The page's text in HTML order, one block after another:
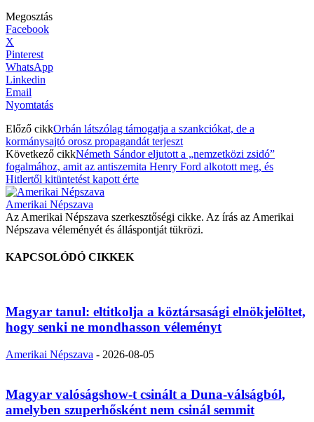
Megosztás
Facebook
X
Pinterest
WhatsApp
Linkedin
Email
Nyomtatás
Előző cikkOrbán látszólag támogatja a szankciókat, de a
kormánysajtó orosz propagandát terjeszt
Következő cikkNémeth Sándor eljutott a „nemzetközi zsidó”
fogalmához, amit az antiszemita Henry Ford alkotott meg, és
Hitlertől kitüntetést kapott érte
Amerikai Népszava
Az Amerikai Népszava szerkesztőségi cikke. Az írás az Amerikai
Népszava véleményét és álláspontját tükrözi.
KAPCSOLÓDÓ CIKKEK
Magyar tanul: eltitkolja a köztársasági elnökjelöltet,
hogy senki ne mondhasson véleményt
Amerikai Népszava - 2026-08-05
Magyar valóságshow-t csinált a Duna-válságból,
amelyben szuperhősként nem csinál semmit